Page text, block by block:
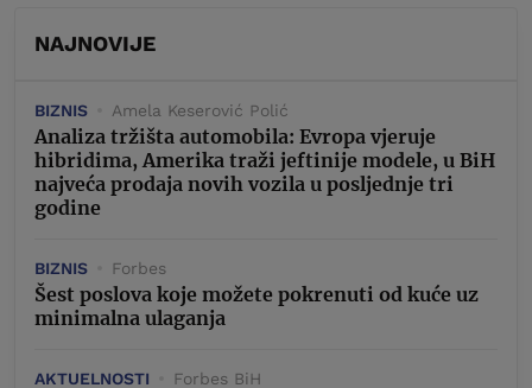
NAJNOVIJE
BIZNIS Amela Keserović Polić
Analiza tržišta automobila: Evropa vjeruje
hibridima, Amerika traži jeftinije modele, u BiH
najveća prodaja novih vozila u posljednje tri
godine
BIZNIS Forbes
Šest poslova koje možete pokrenuti od kuće uz
minimalna ulaganja
AKTUELNOSTI Forbes BiH